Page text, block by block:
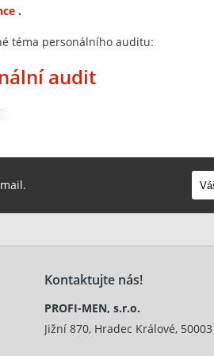
.
téma personálního auditu:
audit
Kontaktujte nás!
PROFI-MEN, s.r.o.
Jižní 870, Hradec Králové, 50003